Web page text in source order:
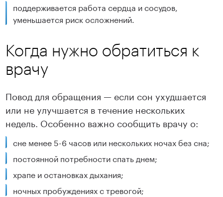
поддерживается работа сердца и сосудов,
уменьшается риск осложнений.
Когда нужно обратиться к
врачу
Повод для обращения — если сон ухудшается
или не улучшается в течение нескольких
недель. Особенно важно сообщить врачу о:
сне менее 5-6 часов или нескольких ночах без сна;
постоянной потребности спать днем;
храпе и остановках дыхания;
ночных пробуждениях с тревогой;